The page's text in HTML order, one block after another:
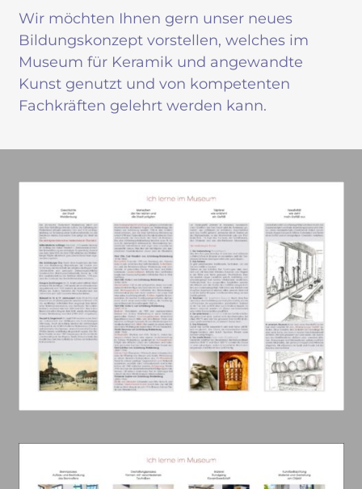
Wir möchten Ihnen gern unser neues
Bildungskonzept vorstellen, welches im
Museum für Keramik und angewandte
Kunst genutzt und von kompetenten
Fachkräften gelehrt werden kann.